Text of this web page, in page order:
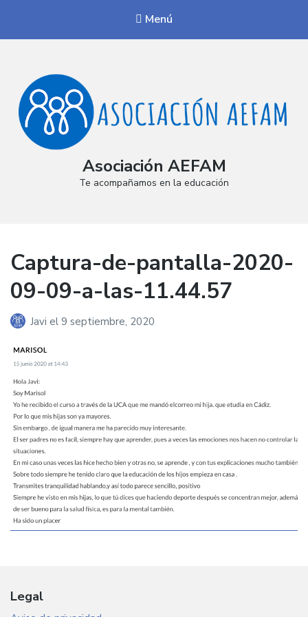
Menú
Asociación AEFAM
Te acompañamos en la educación
Captura-de-pantalla-2020-
09-09-a-las-11.44.57
Javi el 9 septiembre, 2020
Legal